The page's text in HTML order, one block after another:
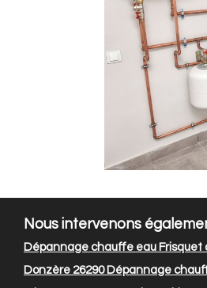
Nous intervenons
Dépannage chauffe eau Frisquet
Donzère 26290Dépannage